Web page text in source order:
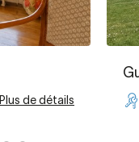
Plus de détails